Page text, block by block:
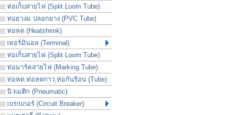
ท่อเก็บสายไฟ (Split Loom Tube)
ท่อยางม ปลอกยาง (PVC Tube)
ท่อหด (Heatshrink)
เทอร์มินอล (Terminal)
ท่อเก็บสายไฟ (Split Loom Tube)
ท่อมาร์คสายไฟ (Marking Tube)
ท่อหด,ท่อหดกาว,ท่อกันร้อน (Tube)
นิวเมติก (Pneumatic)
เบรกเกอร์ (Circuit Breaker)